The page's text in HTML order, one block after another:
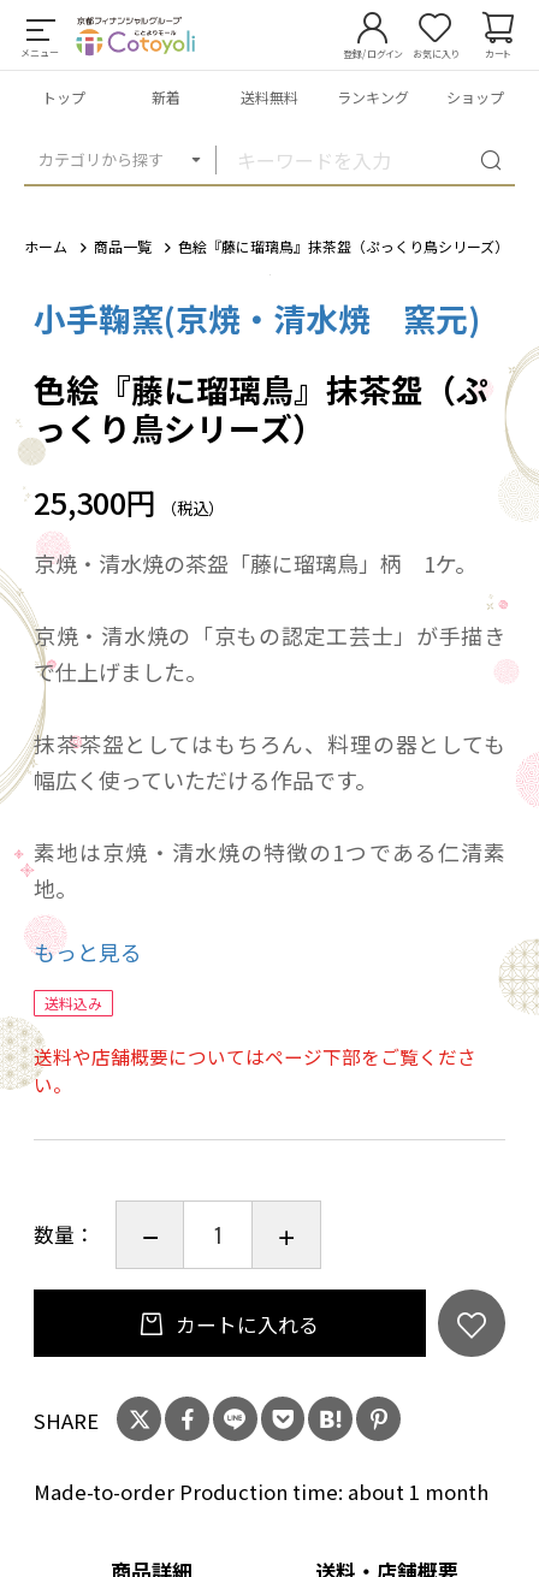
メニュー
カテゴリから探す
登録/ログイン お気に入り カート
トップ 新着 送料無料 ランキング ショップ
ホーム 商品一覧 色絵『藤に瑠璃鳥』抹茶盌（ぷっくり鳥シリーズ）
1
小手鞠窯(京焼・清水焼 窯元)
色絵『藤に瑠璃鳥』抹茶盌（ぷ
っくり鳥シリーズ）
25,300円 （税込）
京焼・清水焼の茶盌「藤に瑠璃鳥」柄 1ケ。
京焼・清水焼の「京もの認定工芸士」が手描き
で仕上げました。
抹茶茶盌としてはもちろん、料理の器としても
幅広く使っていただける作品です。
素地は京焼・清水焼の特徴の1つである仁清素
地。
京都の上絵絵具と金で描いた作品です。
2羽の瑠璃鳥が「浮き彫り技法」で作られている
のが特徴的です。
京焼・清水焼は全て手作り 手描きのため、形や
※日本の京都で、古くから伝わる伝統工芸の技
術で描かれています。
伝統的な絵具を使っているので、強い酸に触れ
させないでください。
長時間、液体などを入れて放置しないでくださ
もっと見る
送料込み
送料や店舗概要についてはページ下部をご覧くださ
い。
数量：
カートに入れる
SHARE
Made-to-order Production time: about 1 month
商品詳細 送料・店舗概要